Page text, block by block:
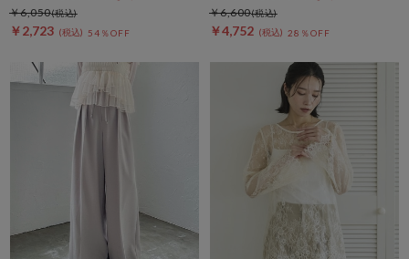
￥2,723 54％OFF
￥6,050
￥4,752 28％OFF
￥6,600